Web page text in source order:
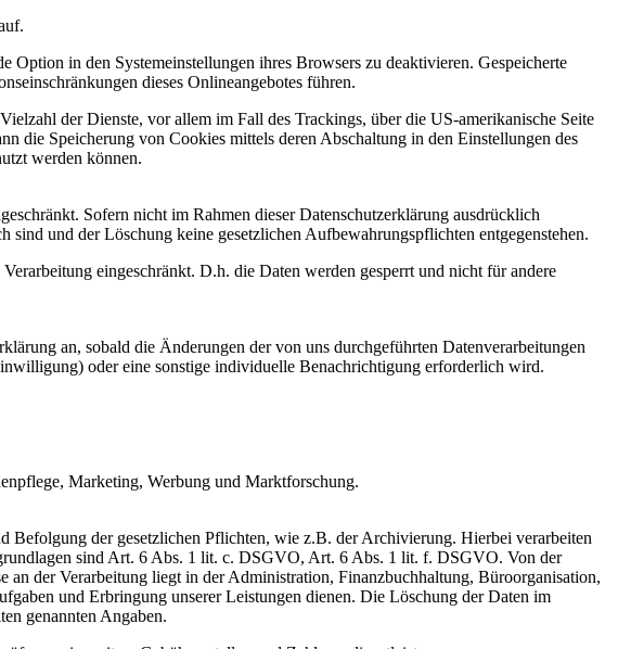
Option in den Systemeinstellungen ihres Browsers zu deaktivieren. Gespeicherte
dieses Onlineangebotes führen.
der Dienste, vor allem im Fall des Trackings, über die US-amerikanische Seite
die Speicherung von Cookies mittels deren Abschaltung in den Einstellungen des
werden können.
Sofern nicht im Rahmen dieser Datenschutzerklärung ausdrücklich
und der Löschung keine gesetzlichen Aufbewahrungspflichten entgegenstehen.
eingeschränkt. D.h. die Daten werden gesperrt und nicht für andere
an, sobald die Änderungen der von uns durchgeführten Datenverarbeitungen
oder eine sonstige individuelle Benachrichtigung erforderlich wird.
Marketing, Werbung und Marktforschung.
Befolgung der gesetzlichen Pflichten, wie z.B. der Archivierung. Hierbei verarbeiten
sind Art. 6 Abs. 1 lit. c. DSGVO, Art. 6 Abs. 1 lit. f. DSGVO. Von der
an der Verarbeitung liegt in der Administration, Finanzbuchhaltung, Büroorganisation,
und Erbringung unserer Leistungen dienen. Die Löschung der Daten im
genannten Angaben.